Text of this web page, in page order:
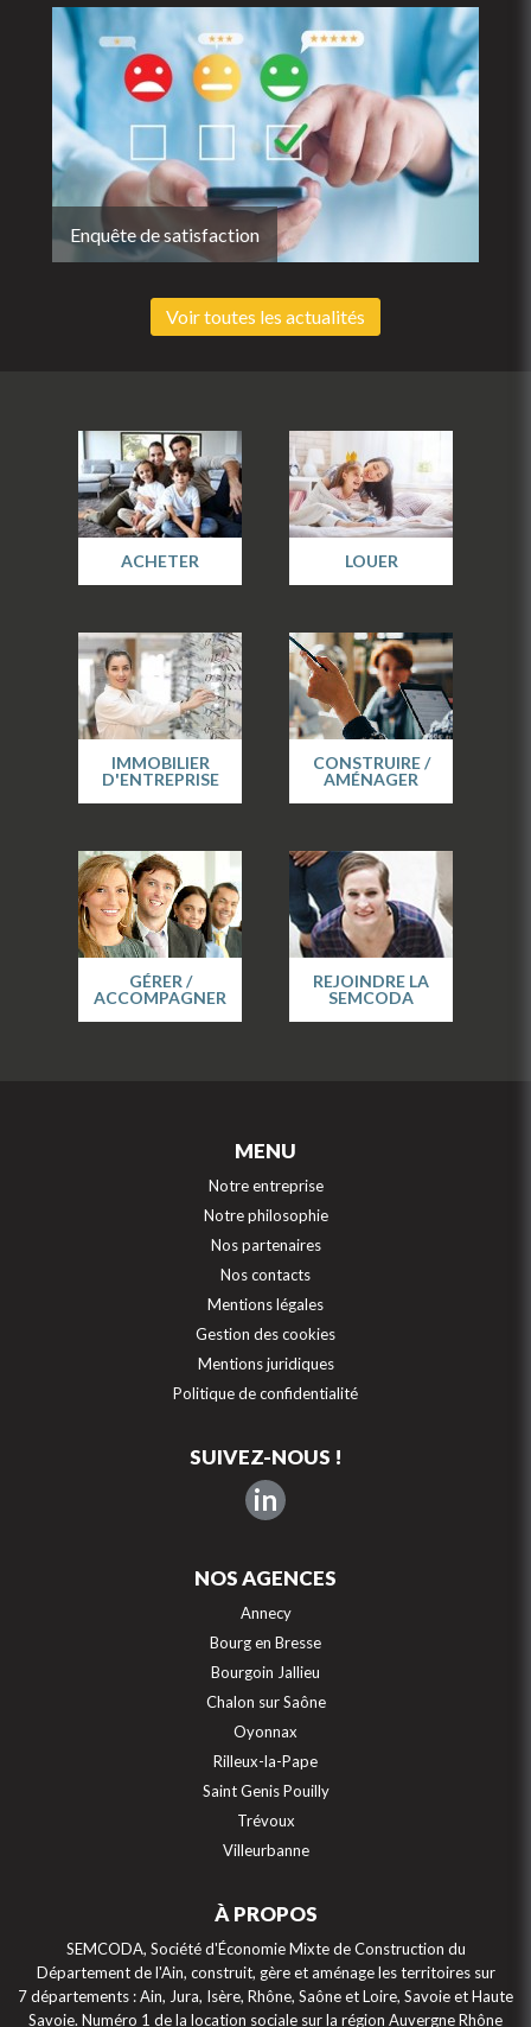
Enquête de satisfaction
Voir toutes les actualités
ACHETER LOUER
IMMOBILIER
D'ENTREPRISE
CONSTRUIRE /
AMÉNAGER
GÉRER /
ACCOMPAGNER
REJOINDRE LA
SEMCODA
MENU
Notre entreprise
Notre philosophie
Nos partenaires
Nos contacts
Mentions légales
Gestion des cookies
Mentions juridiques
Politique de confidentialité
SUIVEZ-NOUS !
in
NOS AGENCES
Annecy
Bourg en Bresse
Bourgoin Jallieu
Chalon sur Saône
Oyonnax
Rilleux-la-Pape
Saint Genis Pouilly
Trévoux
Villeurbanne
À PROPOS
SEMCODA, Société d'Économie Mixte de Construction du
Département de l'Ain, construit, gère et aménage les territoires sur
7 départements : Ain, Jura, Isère, Rhône, Saône et Loire, Savoie et Haute
Savoie. Numéro 1 de la location sociale sur la région Auvergne Rhône